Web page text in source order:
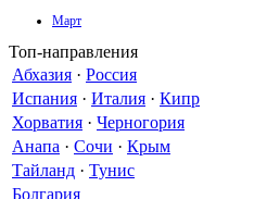
Март
Топ-направления
Абхазия · Россия
Испания · Италия · Кипр
Хорватия · Черногория
Анапа · Сочи · Крым
Тайланд · Тунис
Болгария